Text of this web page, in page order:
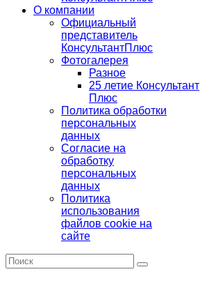
О компании
Официальный
представитель
КонсультантПлюс
Фотогалерея
Разное
25 летие Консультант
Плюс
Политика обработки
персональных
данных
Согласие на
обработку
персональных
данных
Политика
использования
файлов cookie на
сайте